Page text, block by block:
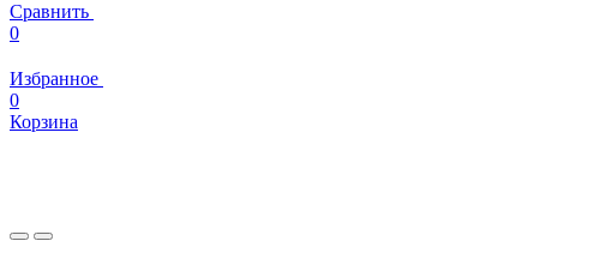
Сравнить
0
Избранное
0
Корзина